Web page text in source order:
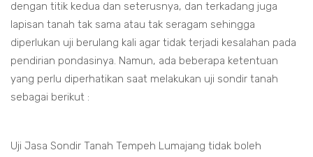
dengan titik kedua dan seterusnya, dan terkadang juga
lapisan tanah tak sama atau tak seragam sehingga
diperlukan uji berulang kali agar tidak terjadi kesalahan pada
pendirian pondasinya. Namun, ada beberapa ketentuan
yang perlu diperhatikan saat melakukan uji sondir tanah
sebagai berikut :
Uji Jasa Sondir Tanah Tempeh Lumajang tidak boleh